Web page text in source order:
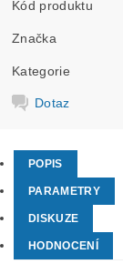
Kód produktu
Značka
Kategorie
Dotaz
POPIS
PARAMETRY
DISKUZE
HODNOCENÍ